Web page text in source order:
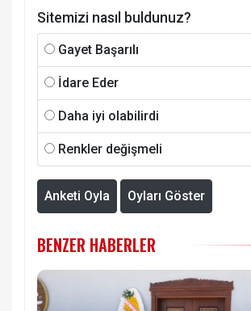
Sitemizi nasıl buldunuz?
Gayet Başarılı
İdare Eder
Daha iyi olabilirdi
Renkler değişmeli
Anketi Oyla Oyları Göster
BENZER HABERLER